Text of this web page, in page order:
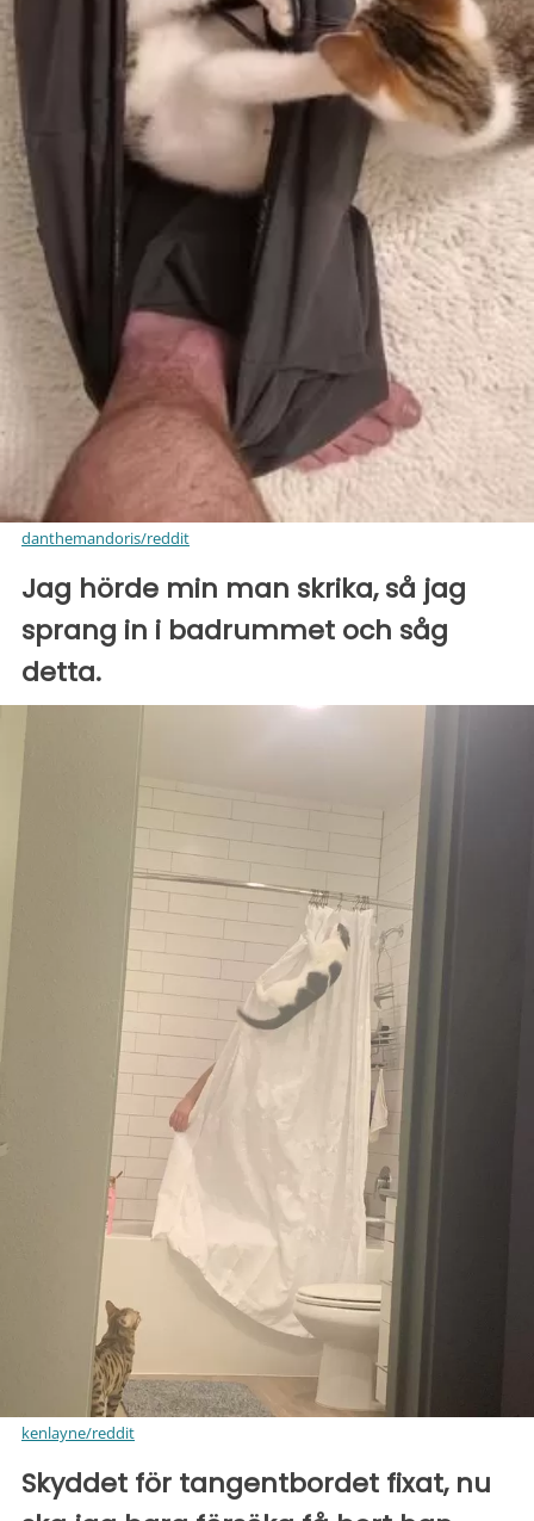
danthemandoris/reddit
Jag hörde min man skrika, så jag
sprang in i badrummet och såg
detta.
kenlayne/reddit
Skyddet för tangentbordet fixat, nu